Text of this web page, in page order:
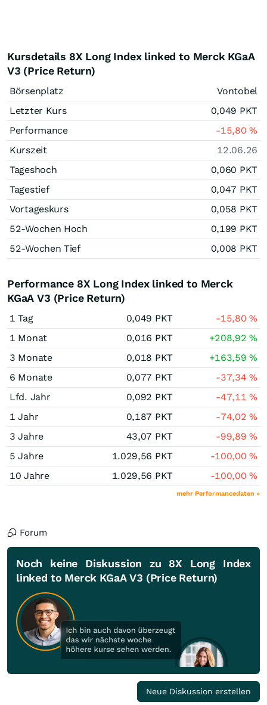
Kursdetails 8X Long Index linked to Merck KGaA
V3 (Price Return)
Börsenplatz
Vontobel
Letzter Kurs
0,049 PKT
Performance
-15,80%
Kurszeit
12.06.26
Tageshoch
0,060 PKT
Tagestief
0,047 PKT
Vortageskurs
0,058 PKT
52-Wochen Hoch
0,199 PKT
52-Wochen Tief
0,008 PKT
Performance 8X Long Index linked to Merck
KGaA V3 (Price Return)
1 Tag 0,049 PKT -15,80%
1 Monat
0,016 PKT +208,92%
3 Monate
0,018 PKT +163,59%
6 Monate
0,077 PKT -37,34%
Lfd. Jahr
0,092 PKT -47,11%
1 Jahr
0,187 PKT -74,02%
3 Jahre
43,07 PKT -99,89%
5 Jahre
1.029,56 PKT -100,00%
10 Jahre
1.029,56 PKT -100,00%
mehr Performancedaten »
Forum
Noch keine Diskussion zu 8X Long Index
linked to Merck KGaA V3 (Price Return)
Neue Diskussion erstellen